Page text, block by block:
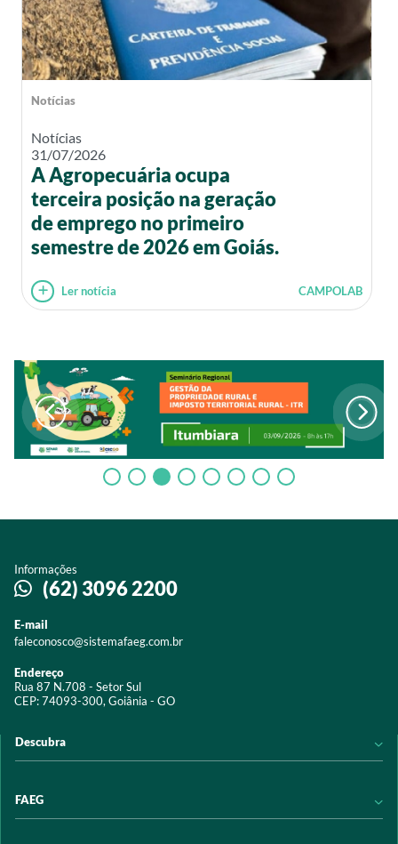
Notícias
Notícias
31/07/2026
A Agropecuária ocupa
terceira posição na geração
de emprego no primeiro
semestre de 2026 em Goiás.
Ler notícia CAMPOLAB
Informações
(62) 3096 2200
E-mail
faleconosco@sistemafaeg.com.br
Endereço
Rua 87 N.708 - Setor Sul
CEP: 74093-300, Goiânia - GO
Descubra
Acervo digital
FAEG